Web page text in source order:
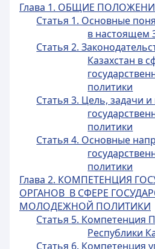
Глава 1. ОБЩИЕ
Статья 1. Основные
в настоящем
Статья 2.
Казахстан в
политики
Статья 3. Цель, задачи
политики
Статья 4. Основные
политики
Глава 2. КОМПЕТЕНЦИЯ
ОРГАНОВ В СФЕРЕ
МОЛОДЕЖНОЙ ПОЛИТИКИ
Статья 5. Компетенция
Республики
Статья 6. Компетенция